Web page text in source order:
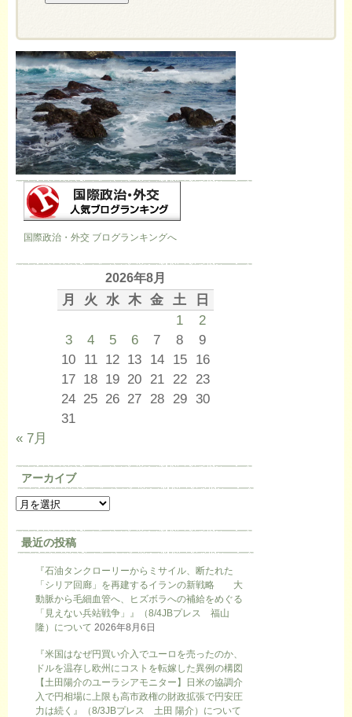
国際政治・外交 ブログランキングへ
2026年8月
月 火 水 木 金 土
日
1
2
3
4 5 6 7 8
9
10 11 12 13 14 15
16
17 18 19 20 21 22
23
24 25 26 27 28 29 30
31
« 7月
アーカイブ
最近の投稿
『石油タンクローリーからミサイル、断たれた
「シリア回廊」を再建するイランの新戦略 大
動脈から毛細血管へ、ヒズボラへの補給をめぐる
「見えない兵站戦争」』（8/4JBプレス 福山
隆）について 2026年8月6日
『米国はなぜ円買い介入でユーロを売ったのか、
ドルを温存し欧州にコストを転嫁した異例の構図
【土田陽介のユーラシアモニター】日米の協調介
入で円相場に上限も高市政権の財政拡張で円安圧
力は続く』（8/3JBプレス 土田 陽介）について